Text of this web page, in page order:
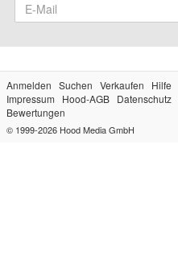
Anmelden Suchen Verkaufen
Hilfe
Impressum
Hood-AGB Datenschutz
Bewertungen
© 1999-2026 Hood Media GmbH